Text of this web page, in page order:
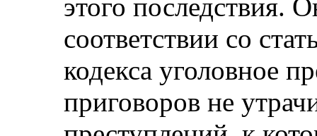
этого последствия.
соответствии со
кодекса уголовное
приговоров не